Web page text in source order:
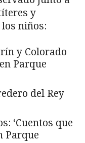
y
niños:
y Colorado
Parque
del Rey
‘Cuentos que
Parque